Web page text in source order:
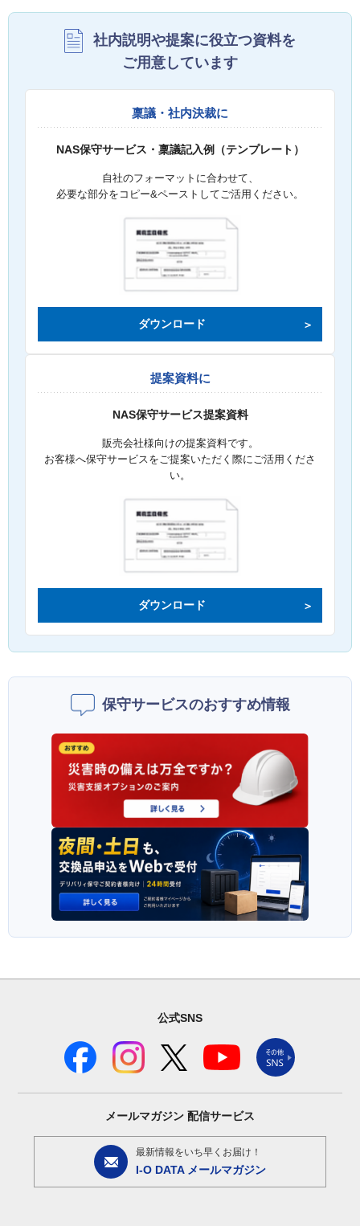
社内説明や提案に役立つ資料を
ご用意しています
稟議・社内決裁に
NAS保守サービス・稟議記入例（テンプレート）
自社のフォーマットに合わせて、
必要な部分をコピー&ペーストしてご活用ください。
ダウンロード
提案資料に
NAS保守サービス提案資料
販売会社様向けの提案資料です。
お客様へ保守サービスをご提案いただく際にご活用くださ
い。
ダウンロード
保守サービスのおすすめ情報
公式SNS
メールマガジン 配信サービス
最新情報をいち早くお届け！
I-O DATA メールマガジン